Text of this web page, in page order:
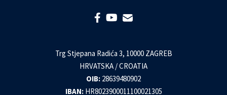
Trg Stjepana Radića 3, 10000 ZAGREB
HRVATSKA / CROATIA
OIB: 28639480902
IBAN: HR8023900011100021305